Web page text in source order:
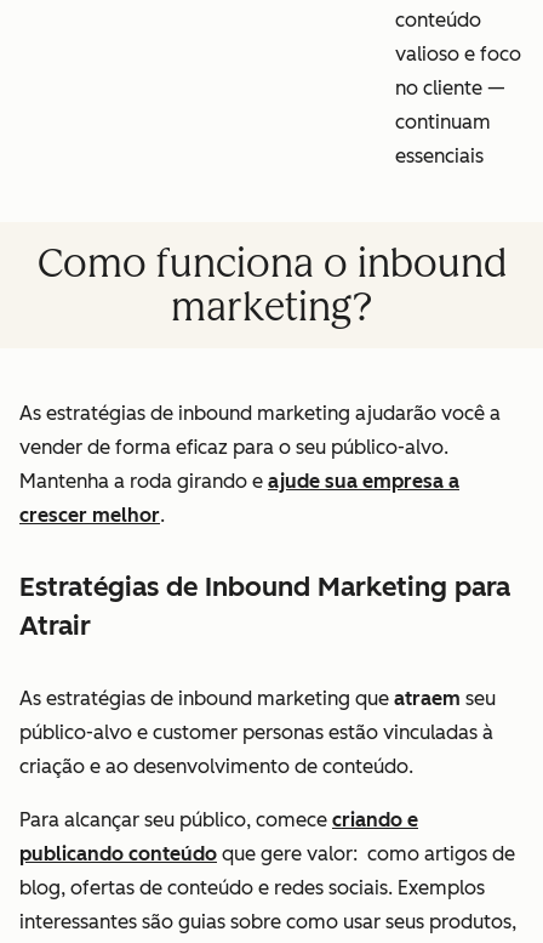
conteúdo
valioso e foco
no cliente —
continuam
essenciais
Como funciona o inbound
marketing?
As estratégias de inbound marketing ajudarão você a
vender de forma eficaz para o seu público-alvo.
Mantenha a roda girando e ajude sua empresa a
crescer melhor.
Estratégias de Inbound Marketing para
Atrair
As estratégias de inbound marketing que atraem seu
público-alvo e customer personas estão vinculadas à
criação e ao desenvolvimento de conteúdo.
Para alcançar seu público, comece criando e
publicando conteúdo que gere valor: como artigos de
blog, ofertas de conteúdo e redes sociais. Exemplos
interessantes são guias sobre como usar seus produtos,